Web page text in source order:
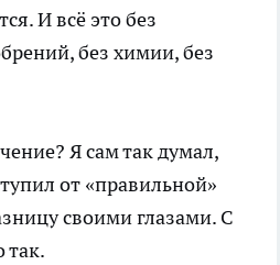
И всё это без
без химии, без
Я сам так думал,
от «правильной»
своими глазами. С
так.